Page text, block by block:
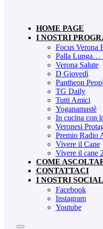
HOME PAGE
I NOSTRI
Focus Verona
Palla Lunga…
Verona Salute
D Giovedì
Pantheon
TG Daily
Tutti Amici
Yoganamastè
In cucina con
Veronesi
Premio Radio
Vivere il Cane
Vivere il cane
COME
CONTATTACI
I NOSTRI SOCIAL
Facebook
Instagram
Youtube